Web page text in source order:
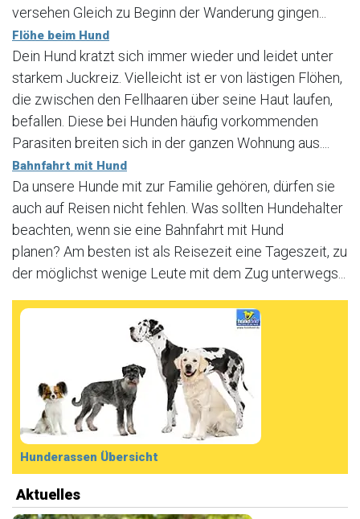
versehen Gleich zu Beginn der Wanderung gingen...
Flöhe beim Hund
Dein Hund kratzt sich immer wieder und leidet unter
starkem Juckreiz. Vielleicht ist er von lästigen Flöhen,
die zwischen den Fellhaaren über seine Haut laufen,
befallen. Diese bei Hunden häufig vorkommenden
Parasiten breiten sich in der ganzen Wohnung aus....
Bahnfahrt mit Hund
Da unsere Hunde mit zur Familie gehören, dürfen sie
auch auf Reisen nicht fehlen. Was sollten Hundehalter
beachten, wenn sie eine Bahnfahrt mit Hund
planen? Am besten ist als Reisezeit eine Tageszeit, zu
der möglichst wenige Leute mit dem Zug unterwegs...
Hunderassen Übersicht
Aktuelles